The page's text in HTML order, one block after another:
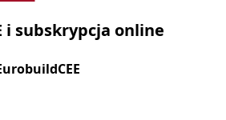
i subskrypcja online